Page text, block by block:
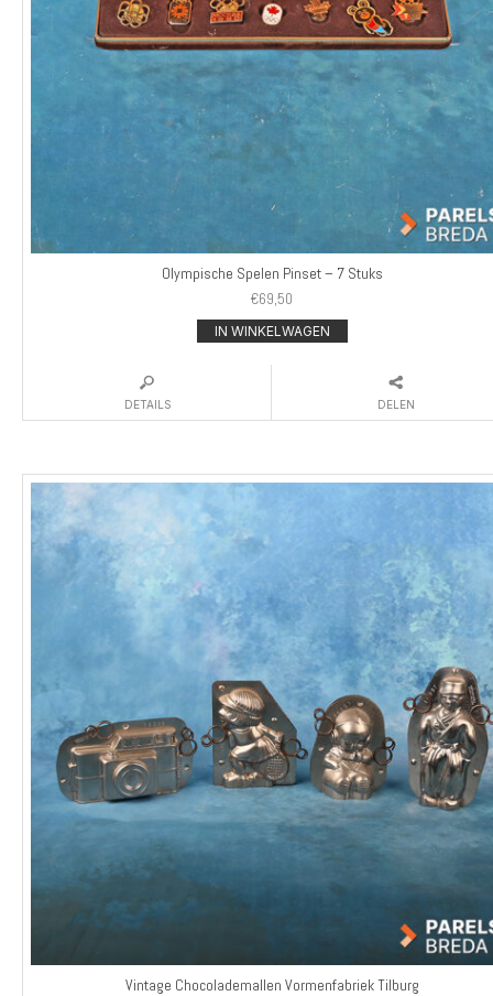
Olympische Spelen Pinset – 7 Stuks
€69,50
IN WINKELWAGEN
DETAILS DELEN
Vintage Chocolademallen Vormenfabriek Tilburg